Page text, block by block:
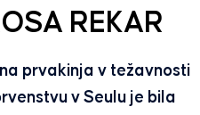
REKAR
prvakinja v težavnosti
v Seulu je bila